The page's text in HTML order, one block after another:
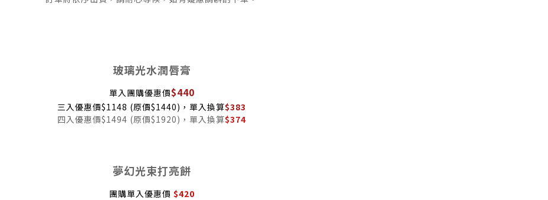
玻璃光水潤唇膏
單入團購優惠價$440
三入優惠價$1148 (原價$1440)，單入換算$383
四入優惠價$1494 (原價$1920)，單入換算$374
夢幻光束打亮餅
團購單入優惠價 $420